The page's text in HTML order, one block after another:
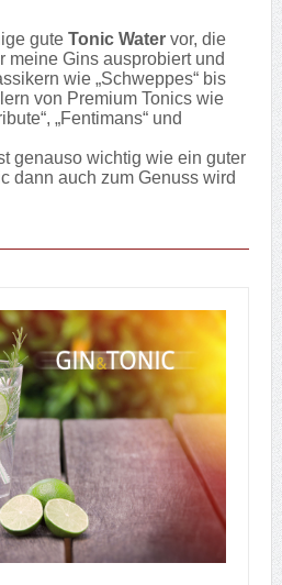
gute Tonic Watervor, die
meine Gins ausprobiert und
wie „Schweppes“ bis
von Premium Tonics wie
„Fentimans“ und
genauso wichtig wie ein guter
dann auch zum Genuss wird